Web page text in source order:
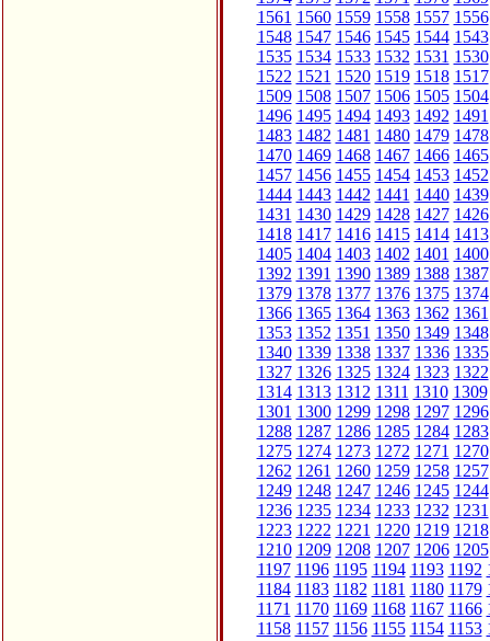
1561 1560 1559 1558 1557 1556
1548 1547 1546 1545 1544 1543
1535 1534 1533 1532 1531 1530
1522 1521 1520 1519 1518 1517
1509 1508 1507 1506 1505 1504
1496 1495 1494 1493 1492 1491
1483 1482 1481 1480 1479 1478
1470 1469 1468 1467 1466 1465
1457 1456 1455 1454 1453 1452
1444 1443 1442 1441 1440 1439
1431 1430 1429 1428 1427 1426
1418 1417 1416 1415 1414 1413
1405 1404 1403 1402 1401 1400
1392 1391 1390 1389 1388 1387
1379 1378 1377 1376 1375 1374
1366 1365 1364 1363 1362 1361
1353 1352 1351 1350 1349 1348
1340 1339 1338 1337 1336 1335
1327 1326 1325 1324 1323 1322
1314 1313 1312 1311 1310 1309
1301 1300 1299 1298 1297 1296
1288 1287 1286 1285 1284 1283
1275 1274 1273 1272 1271 1270
1262 1261 1260 1259 1258 1257
1249 1248 1247 1246 1245 1244
1236 1235 1234 1233 1232 1231
1223 1222 1221 1220 1219 1218
1210 1209 1208 1207 1206 1205
1197 1196 1195 1194 1193 1192
1184 1183 1182 1181 1180 1179
1171 1170 1169 1168 1167 1166
1158 1157 1156 1155 1154 1153